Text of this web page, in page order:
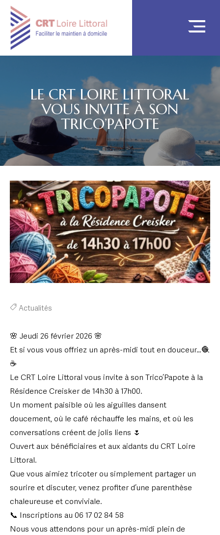
LE CRT LOIRE LITTORAL
VOUS INVITE À SON
TRICO’PAPOTE
Actualités
🌸 Jeudi 26 février 2026 🌸
Et si vous vous offriez un après-midi tout en douceur…🧶
☕
Le CRT Loire Littoral vous invite à son Trico’Papote à la
Résidence Creisker de 14h30 à 17h00.
Un moment paisible où les aiguilles dansent
doucement, où le café réchauffe les mains, et où les
conversations créent de jolis liens 🌷
Ouvert aux bénéficiaires et aux aidants du CRT Loire
Littoral.
Que vous aimiez tricoter ou simplement partager un
sourire et discuter, venez profiter d’une parenthèse
chaleureuse et conviviale.
📞 Inscriptions au 06 17 02 84 58
Nous vous attendons pour un après-midi plein de